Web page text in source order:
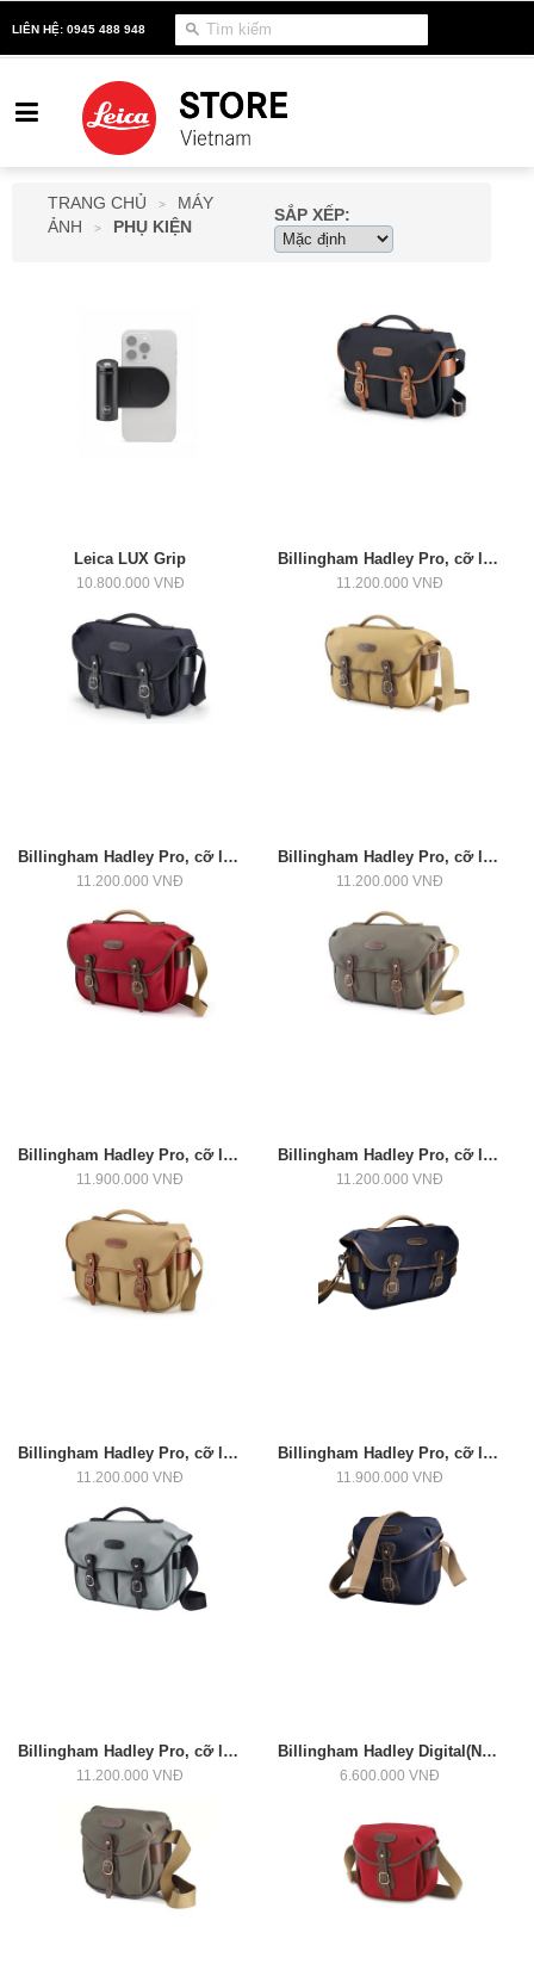
LIÊN HỆ: 0945 488 948
TRANG CHỦ >
MÁY
ẢNH
> PHỤ KIỆN
SẮP XẾP:
Leica LUX Grip
10.800.000 VNĐ
Billingham Hadley Pro, cỡ lớn (Đen/Nâu)
11.200.000 VNĐ
Billingham Hadley Pro, cỡ lớn (Đen/Đen)
11.200.000 VNĐ
Billingham Hadley Pro, cỡ lớn (Vàng/Chocolate)
11.200.000 VNĐ
Billingham Hadley Pro, cỡ lớn (Đỏ/Chocolate)
11.900.000 VNĐ
Billingham Hadley Pro, cỡ lớn (Xanh/Chocolate)
11.200.000 VNĐ
Billingham Hadley Pro, cỡ lớn (Vàng/Nâu)
11.200.000 VNĐ
Billingham Hadley Pro, cỡ lớn (Navy/Chocolate)
11.900.000 VNĐ
Billingham Hadley Pro, cỡ lớn (Ghi/Đen)
11.200.000 VNĐ
Billingham Hadley Digital(Navy/Chocolate)
6.600.000 VNĐ